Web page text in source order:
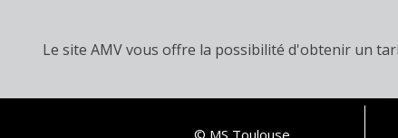
Le site AMV vous offre la possibilité d'obtenir un